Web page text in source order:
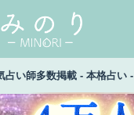
占い師多数掲載 - 本格占い -